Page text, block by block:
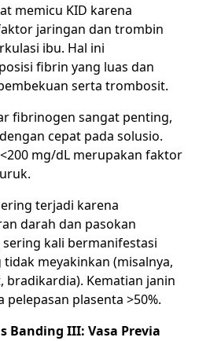
memicu KID karena
jaringan dan trombin
ibu. Hal ini
fibrin yang luas dan
serta trombosit.
fibrinogen sangat penting,
cepat pada solusio.
mg/dL merupakan faktor
terjadi karena
darah dan pasokan
kali bermanifestasi
tidak meyakinkan (misalnya,
bradikardia). Kematian janin
plasenta >50%.
Banding III: Vasa Previa